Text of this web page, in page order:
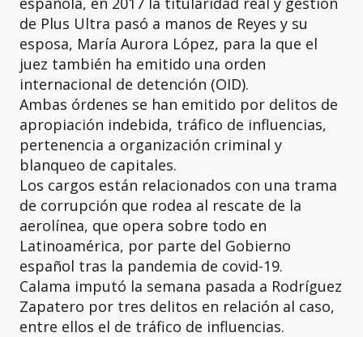
de Plus Ultra pasó a manos de Reyes y su
esposa, María Aurora López, para la que el
juez también ha emitido una orden
internacional de detención (OID).
Ambas órdenes se han emitido por delitos de
apropiación indebida, tráfico de influencias,
pertenencia a organización criminal y
blanqueo de capitales.
Los cargos están relacionados con una trama
de corrupción que rodea al rescate de la
aerolínea, que opera sobre todo en
Latinoamérica, por parte del Gobierno
español tras la pandemia de covid-19.
Calama imputó la semana pasada a Rodríguez
Zapatero por tres delitos en relación al caso,
entre ellos el de tráfico de influencias.